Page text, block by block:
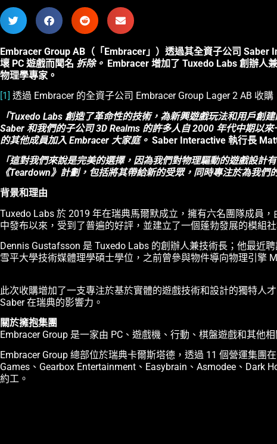
Embracer Group AB（「Embracer」）透過其全資子公司 Saber
壞 PC 遊戲而聞名 拆除。 Embracer 增加了 Tuxedo Labs 創辦人
物理學專家。
[1] 透過 Embracer 的全資子公司 Embracer Group Lager 2 AB 收
「Tuxedo Labs 創造了革命性的技術，為新興遊戲玩法和用戶
Saber 和我們的子公司 3D Realms 的許多人自 2000 年代中期以
的其他成員加入 Embracer 大家庭。 Saber Interactive 執行長
「這對我們來說是完美的選擇，因為我們對物理驅動的遊戲設
《Teardown》計劃，包括將其帶給新的受眾，同時專注於為我
背景和理由
Tuxedo Labs 於 2019 年在瑞典馬爾默成立，擁有六名團隊成員
中發布以來，受到了普遍的好評，並建立了一個蓬勃發展的模組
Dennis Gustafsson 是 Tuxedo Labs 的創辦人兼技術長；他最近
雪平大學技術媒體理學碩士學位，之前曾參與物件導向物理引擎
此次收購增加了一支專注於基於實體的遊戲技術和設計的獨特人
Saber 在瑞典的影響力。
關於擁抱集團
Embracer Group 是一家由 PC、遊戲機、行動、棋盤遊戲和其他
Embracer Group 總部位於瑞典卡爾斯塔德，透過 11 個營運集團
Games、Gearbox Entertainment、Easybrain、Asmodee、Dark
約工。